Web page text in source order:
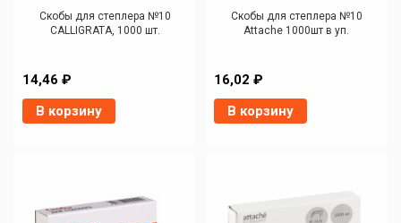
Скобы для степлера №10
CALLIGRATA, 1000 шт.
14,46 ₽
В корзину
Скобы для степлера №10
Attache 1000шт в уп.
16,02 ₽
В корзину